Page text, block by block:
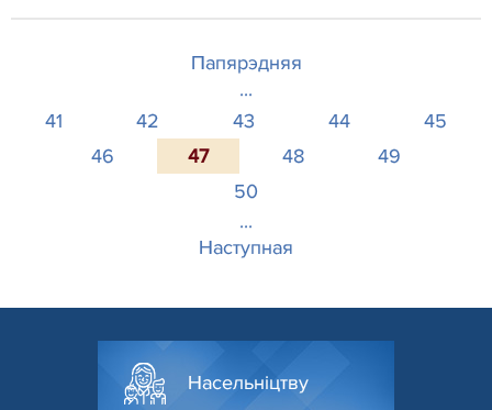
Папярэдняя
...
41
42 43 44
45
46
47 48
49
50
...
Наступная
Насельніцтву